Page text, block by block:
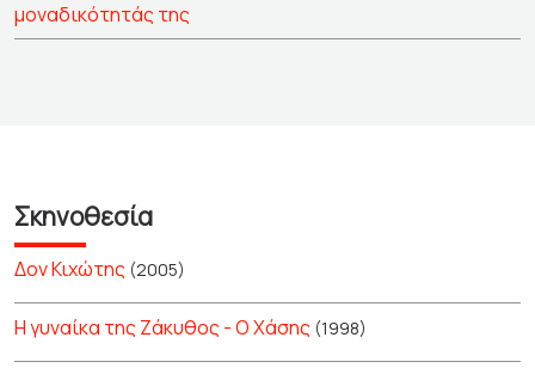
μοναδικότητάς της
Σκηνοθεσία
Δον Κιχώτης (2005)
Η γυναίκα της Ζάκυθος - Ο Χάσης (1998)